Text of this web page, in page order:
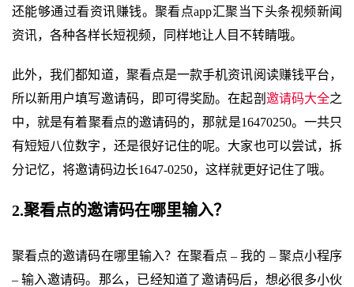
还能够通过看资讯赚钱。聚看点app汇聚当下头条视频新闻
资讯，各种各样长短视频，同样地让人目不转睛哦。
此外，我们都知道，聚看点是一款手机资讯阅读赚钱平台，
所以新用户填写邀请码，即可得奖励。在起剖 邀请码大全之
中，就是有着聚看点的邀请码的，那就是16470250。一共只
有短短八位数字，还是很好记住的呢。大家也可以尝试，拆
分记忆，将邀请码边长1647-0250，这样就更好记住了哦。
2.聚看点的邀请码在哪里输入？
聚看点的邀请码在哪里输入？在聚看点 – 我的 – 聚点小程序
– 输入邀请码。那么，已经知道了邀请码后，想必很多小伙